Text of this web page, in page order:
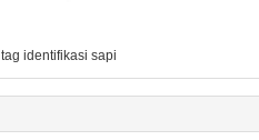
tag identifikasi sapi